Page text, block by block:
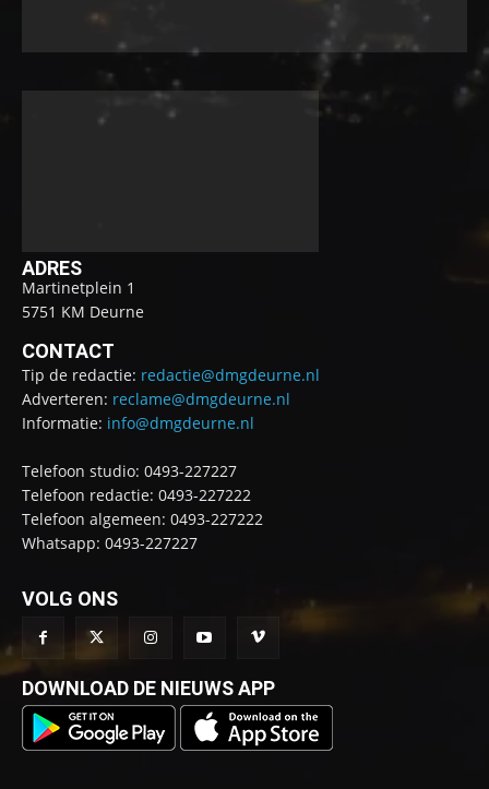
ADRES
Martinetplein 1
5751 KM Deurne
CONTACT
Tip de redactie: redactie@dmgdeurne.nl
Adverteren: reclame@dmgdeurne.nl
Informatie: info@dmgdeurne.nl
Telefoon studio: 0493-227227
Telefoon redactie: 0493-227222
Telefoon algemeen: 0493-227222
Whatsapp: 0493-227227
VOLG ONS
DOWNLOAD DE NIEUWS APP